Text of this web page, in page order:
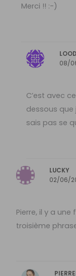
Merci !! :-)
08/
C’est avec
dessous que
sais pas se
LUCKY
02/06/
Pierre, il y a
troisième